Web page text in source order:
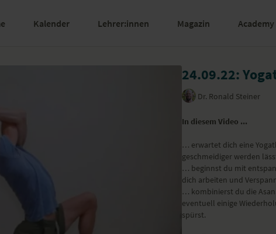
Kalender Lehrer:innen Magazin Academy
24.09.22:
Dr. Ronald Steiner
In diesem Video ...
… erwartet dich eine
geschmeidiger werden
… beginnst du mit
dich arbeiten und
… kombinierst du die
eventuell einige
spürst.